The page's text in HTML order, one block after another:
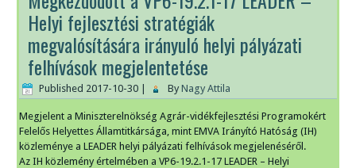
Helyi fejlesztési stratégiák
megvalósítására irányuló helyi pályázati
felhívások megjelentetése
Published 2017-10-30 By Nagy Attila
Megjelent a Miniszterelnökség Agrár-vidékfejlesztési Programokért
Felelős Helyettes Államtitkársága, mint EMVA Irányító Hatóság (IH)
közleménye a LEADER helyi pályázati felhívások megjelenéséről.
Az IH közlemény értelmében a VP6-19.2.1-17 LEADER – Helyi